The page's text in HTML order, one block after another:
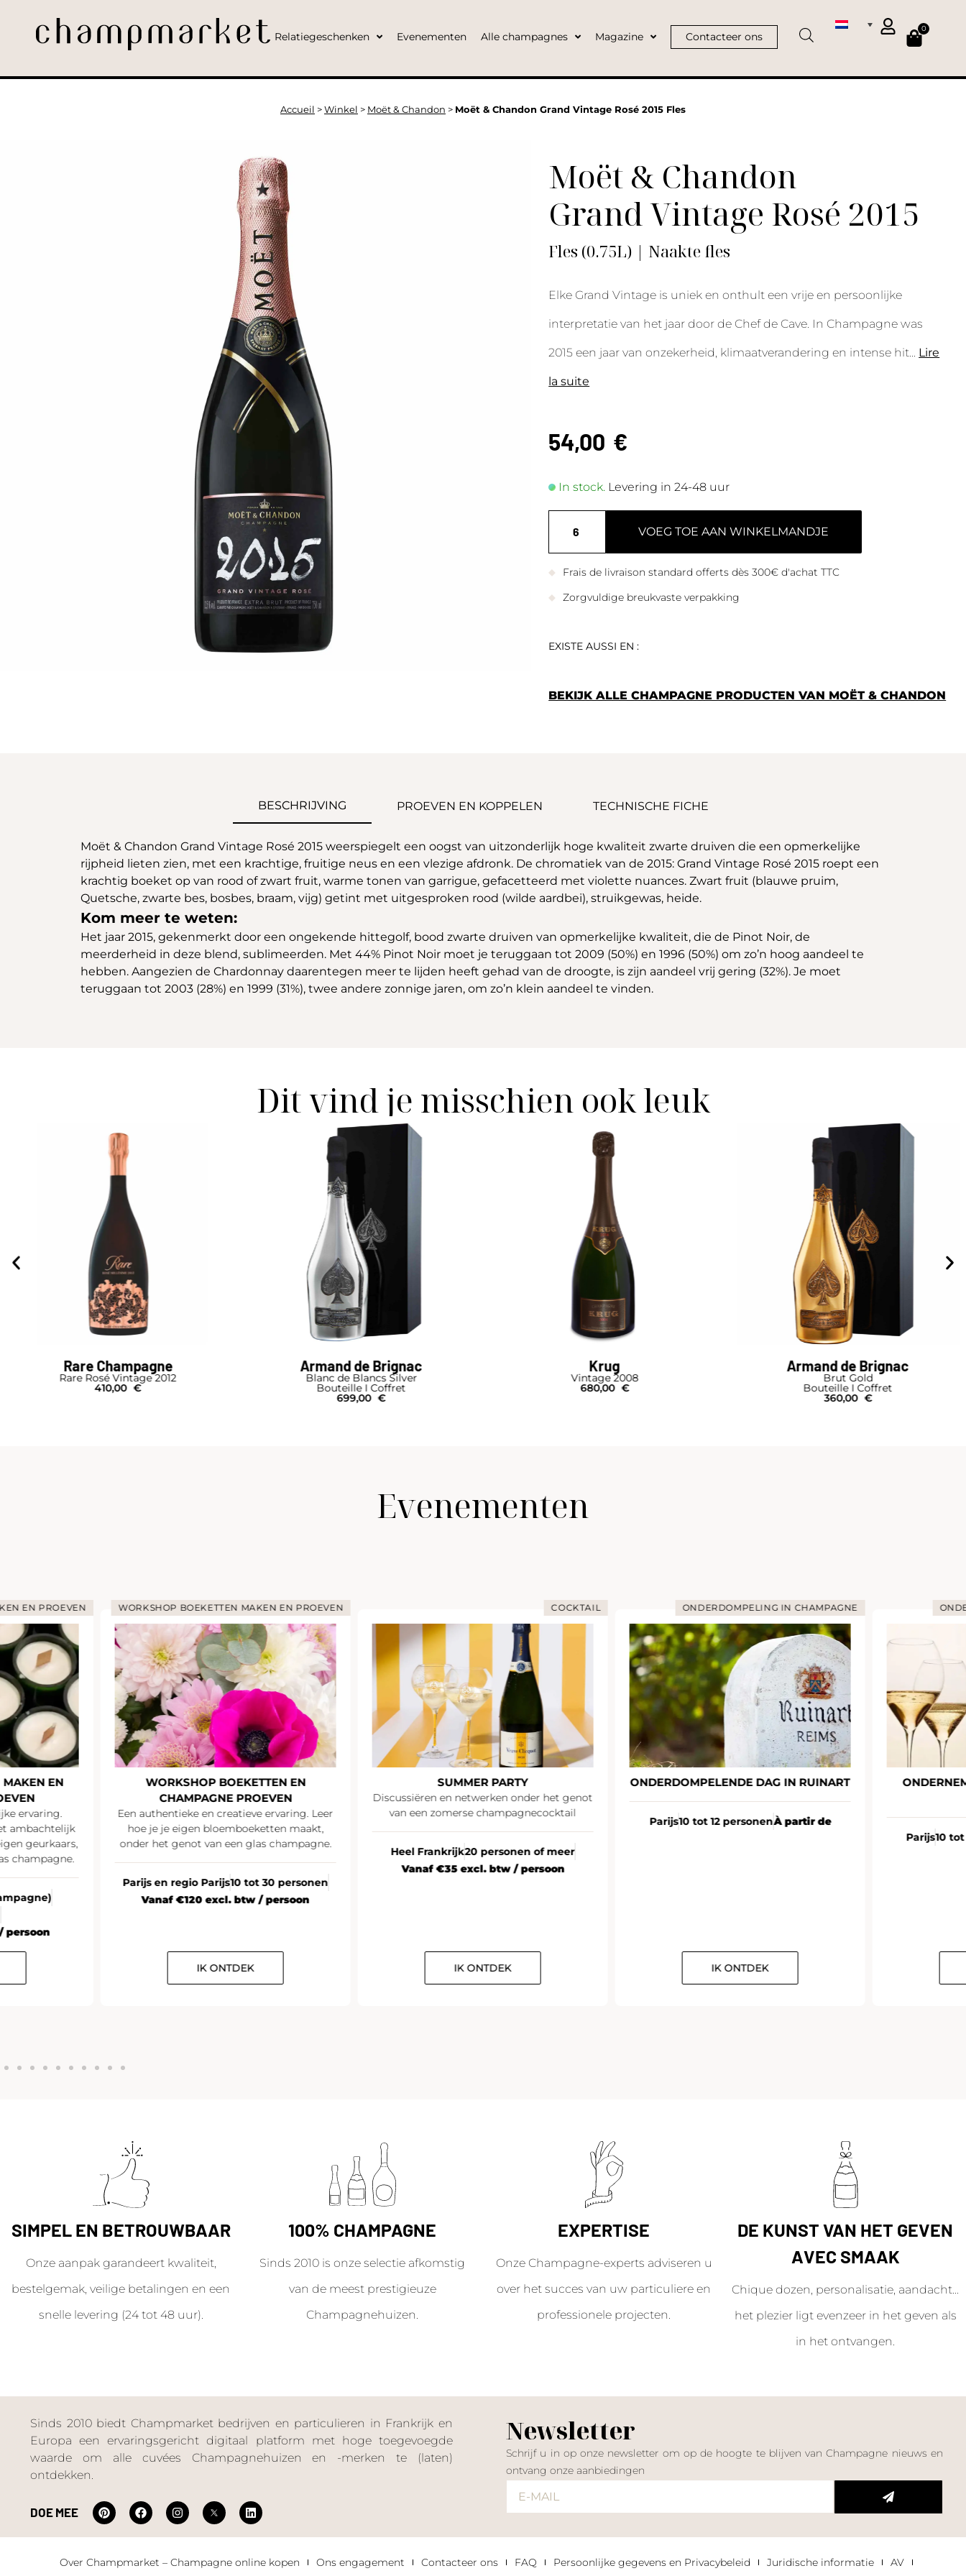
Relatiegeschenken Evenementen Alle champagnes Magazine Contacteer ons
0
Accueil > Winkel > Moët & Chandon > Moët & Chandon Grand Vintage Rosé 2015 Fles
Moët & Chandon
Grand Vintage Rosé 2015
Fles (0.75L) | Naakte fles
Elke Grand Vintage is uniek en onthult een vrije en persoonlijke
interpretatie van het jaar door de Chef de Cave. In Champagne was
2015 een jaar van onzekerheid, klimaatverandering en intense hit Lire
la suite
54,00 €
In stock. Levering in 24-48 uur
VOEG TOE AAN WINKELMANDJE
Frais de livraison standard offerts dès 300€ d'achat TTC
Zorgvuldige breukvaste verpakking
EXISTE AUSSI EN :
BEKIJK ALLE CHAMPAGNE PRODUCTEN VAN MOËT & CHANDON
BESCHRIJVING PROEVEN EN KOPPELEN TECHNISCHE FICHE
Moët & Chandon Grand Vintage Rosé 2015 weerspiegelt een oogst van uitzonderlijk hoge kwaliteit zwarte druiven die een opmerkelijke
rijpheid lieten zien, met een krachtige, fruitige neus en een vlezige afdronk. De chromatiek van de 2015: Grand Vintage Rosé 2015 roept een
krachtig boeket op van rood of zwart fruit, warme tonen van garrigue, gefacetteerd met violette nuances. Zwart fruit (blauwe pruim,
Quetsche, zwarte bes, bosbes, braam, vijg) getint met uitgesproken rood (wilde aardbei), struikgewas, heide.
Kom meer te weten:
Het jaar 2015, gekenmerkt door een ongekende hittegolf, bood zwarte druiven van opmerkelijke kwaliteit, die de Pinot Noir, de
meerderheid in deze blend, sublimeerden. Met 44% Pinot Noir moet je teruggaan tot 2009 (50%) en 1996 (50%) om zo’n hoog aandeel te
hebben. Aangezien de Chardonnay daarentegen meer te lijden heeft gehad van de droogte, is zijn aandeel vrij gering (32%). Je moet
teruggaan tot 2003 (28%) en 1999 (31%), twee andere zonnige jaren, om zo’n klein aandeel te vinden.
Dit vind je misschien ook leuk
Rare Champagne
Rare Rosé Vintage 2012
410,00 €
Armand de Brignac
Blanc de Blancs Silver
Bouteille I Coffret
699,00 €
Krug
Vintage 2008
680,00 €
Armand de Brignac
Brut Gold
Bouteille I Coffret
360,00 €
Evenementen
EN PROEVEN
EN
ervaring.
ambachtelijk
geurkaars,
champagne.
persoon
WORKSHOP BOEKETTEN MAKEN EN PROEVEN
WORKSHOP BOEKETTEN EN
CHAMPAGNE PROEVEN
Een authentieke en creatieve ervaring. Leer
hoe je je eigen bloemboeketten maakt,
onder het genot van een glas champagne.
Parijs en regio Parijs10 tot 30 personen
Vanaf €120 excl. btw / persoon
IK ONTDEK
COCKTAIL
SUMMER PARTY
Discussiëren en netwerken onder het genot
van een zomerse champagnecocktail
Heel Frankrijk20 personen of meer
Vanaf €35 excl. btw / persoon
IK ONTDEK
ONDERDOMPELING IN CHAMPAGNE
ONDERDOMPELENDE DAG IN RUINART
Parijs10 tot 12 personenÀ partir de
IK ONTDEK
Parijs10
SIMPEL EN BETROUWBAAR
Onze aanpak garandeert kwaliteit,
bestelgemak, veilige betalingen en een
snelle levering (24 tot 48 uur).
100% CHAMPAGNE
Sinds 2010 is onze selectie afkomstig
van de meest prestigieuze
Champagnehuizen.
EXPERTISE
Onze Champagne-experts adviseren u
over het succes van uw particuliere en
professionele projecten.
DE KUNST VAN HET GEVEN
AVEC SMAAK
Chique dozen, personalisatie, aandacht...
het plezier ligt evenzeer in het geven als
in het ontvangen.
Sinds 2010 biedt Champmarket bedrijven en particulieren in Frankrijk en
Europa een ervaringsgericht digitaal platform met hoge toegevoegde
waarde om alle cuvées Champagnehuizen en -merken te (laten)
ontdekken.
DOE MEE
Newsletter
Schrijf u in op onze newsletter om op de hoogte te blijven van Champagne nieuws en
ontvang onze aanbiedingen
Over Champmarket – Champagne online kopen Ons engagement Contacteer ons FAQ Persoonlijke gegevens en Privacybeleid Juridische informatie AV